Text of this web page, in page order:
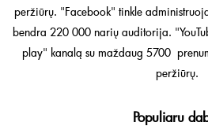
peržiūrų. "Facebook" tinkle
bendra 220 000 narių auditorija.
play" kanalą su maždaug 5700
peržiūrų.
Populiaru